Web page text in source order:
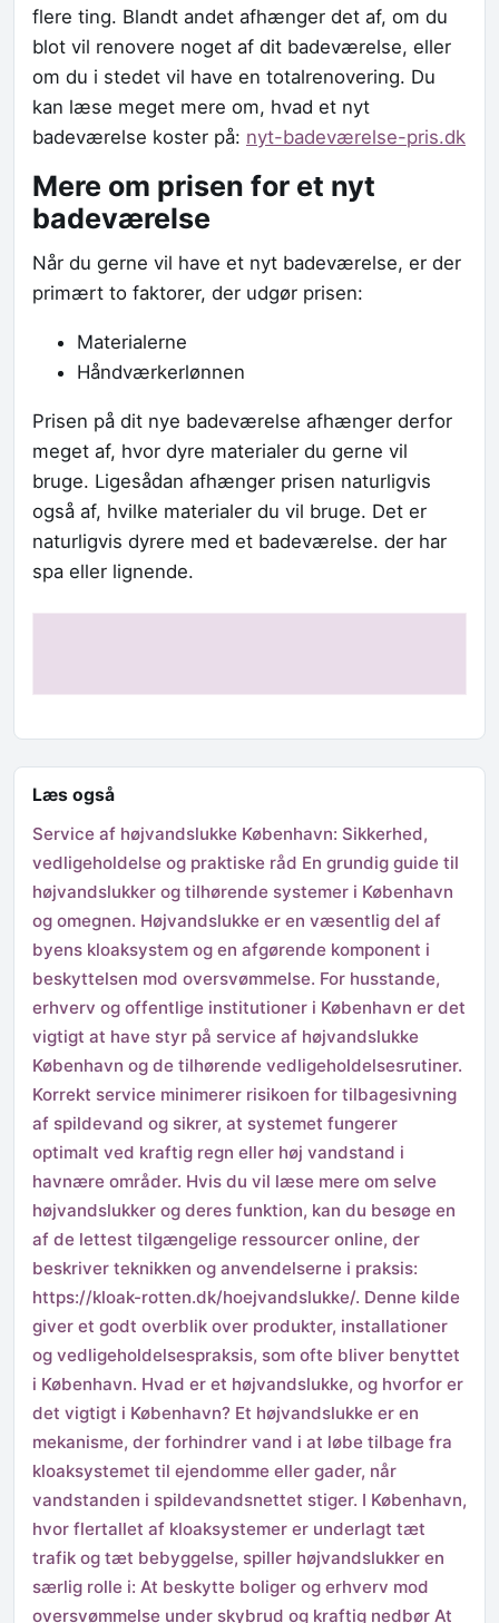
flere ting. Blandt andet afhænger det af, om du
blot vil renovere noget af dit badeværelse, eller
om du i stedet vil have en totalrenovering. Du
kan læse meget mere om, hvad et nyt
badeværelse koster på: nyt-badeværelse-pris.dk
Mere om prisen for et nyt
badeværelse
Når du gerne vil have et nyt badeværelse, er der
primært to faktorer, der udgør prisen:
Materialerne
Håndværkerlønnen
Prisen på dit nye badeværelse afhænger derfor
meget af, hvor dyre materialer du gerne vil
bruge. Ligesådan afhænger prisen naturligvis
også af, hvilke materialer du vil bruge. Det er
naturligvis dyrere med et badeværelse. der har
spa eller lignende.
Læs også
Service af højvandslukke København: Sikkerhed,
vedligeholdelse og praktiske råd En grundig guide til
højvandslukker og tilhørende systemer i København
og omegnen. Højvandslukke er en væsentlig del af
byens kloaksystem og en afgørende komponent i
beskyttelsen mod oversvømmelse. For husstande,
erhverv og offentlige institutioner i København er det
vigtigt at have styr på service af højvandslukke
København og de tilhørende vedligeholdelsesrutiner.
Korrekt service minimerer risikoen for tilbagesivning
af spildevand og sikrer, at systemet fungerer
optimalt ved kraftig regn eller høj vandstand i
havnære områder. Hvis du vil læse mere om selve
højvandslukker og deres funktion, kan du besøge en
af de lettest tilgængelige ressourcer online, der
beskriver teknikken og anvendelserne i praksis:
https://kloak-rotten.dk/hoejvandslukke/. Denne kilde
giver et godt overblik over produkter, installationer
og vedligeholdelsespraksis, som ofte bliver benyttet
i København. Hvad er et højvandslukke, og hvorfor er
det vigtigt i København? Et højvandslukke er en
mekanisme, der forhindrer vand i at løbe tilbage fra
kloaksystemet til ejendomme eller gader, når
vandstanden i spildevandsnettet stiger. I København,
hvor flertallet af kloaksystemer er underlagt tæt
trafik og tæt bebyggelse, spiller højvandslukker en
særlig rolle i: At beskytte boliger og erhverv mod
oversvømmelse under skybrud og kraftig nedbør At